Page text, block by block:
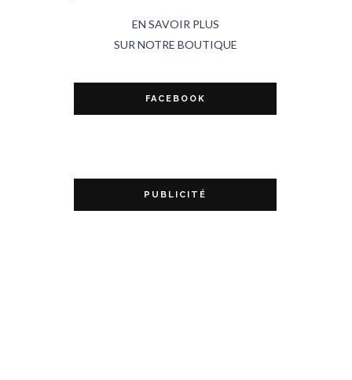
EN SAVOIR PLUS
SUR NOTRE BOUTIQUE
FACEBOOK
PUBLICITÉ